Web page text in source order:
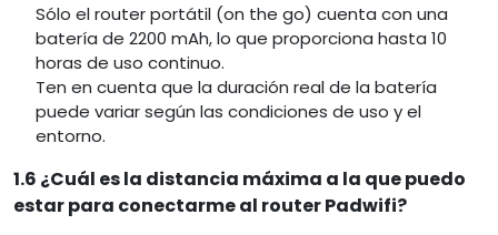
Sólo el router portátil (on the go) cuenta con una
batería de 2200 mAh, lo que proporciona hasta 10
horas de uso continuo.
Ten en cuenta que la duración real de la batería
puede variar según las condiciones de uso y el
entorno.
1.6 ¿Cuál es la distancia máxima a la que puedo
estar para conectarme al router Padwifi?